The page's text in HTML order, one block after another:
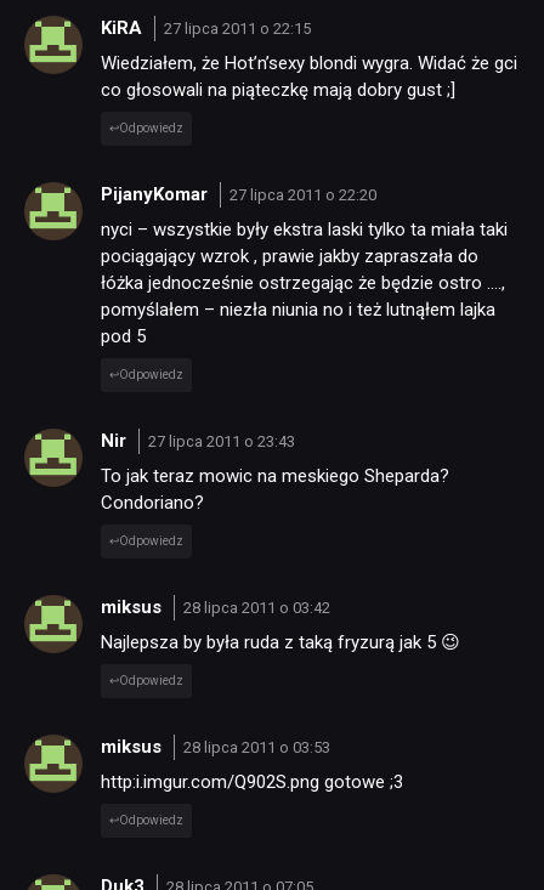
KiRA 27 lipca 2011 o 22:15
Wiedziałem, że Hot’n’sexy blondi wygra. Widać że gci
co głosowali na piąteczkę mają dobry gust ;]
Odpowiedz
PijanyKomar 27 lipca 2011 o 22:20
nyci – wszystkie były ekstra laski tylko ta miała taki
pociągający wzrok , prawie jakby zapraszała do
łóżka jednocześnie ostrzegając że będzie ostro ….,
pomyślałem – niezła niunia no i też lutnąłem lajka
pod 5
Odpowiedz
Nir 27 lipca 2011 o 23:43
To jak teraz mowic na meskiego Sheparda?
Condoriano?
Odpowiedz
miksus 28 lipca 2011 o 03:42
Najlepsza by była ruda z taką fryzurą jak 5 😉
Odpowiedz
miksus 28 lipca 2011 o 03:53
http:i.imgur.com/Q902S.png gotowe ;3
Odpowiedz